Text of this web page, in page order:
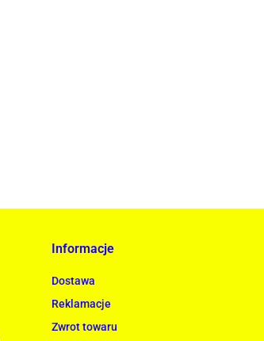
Informacje
Dostawa
Reklamacje
Zwrot towaru